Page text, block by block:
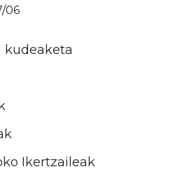
06
kudeaketa
Ikertzaileak